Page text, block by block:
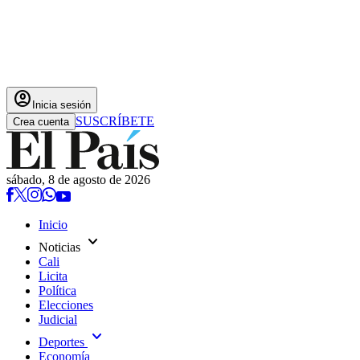
account_circle Inicia sesión
Crea cuenta SUSCRÍBETE
sábado, 8 de agosto de 2026
Inicio
Noticias expand_more
Cali
Licita
Política
Elecciones
Judicial
Deportes expand_more
Economía